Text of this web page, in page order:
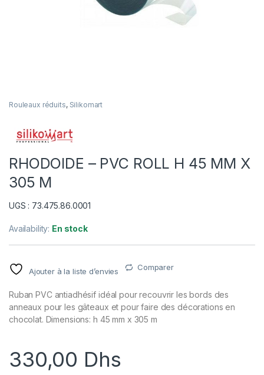
Rouleaux réduits, Silikomart
RHODOIDE – PVC ROLL H 45 MM X
305 M
UGS : 73.475.86.0001
Availability: En stock
Ajouter à la liste d’envies Comparer
Ruban PVC antiadhésif idéal pour recouvrir les bords des
anneaux pour les gâteaux et pour faire des décorations en
chocolat. Dimensions: h 45 mm x 305 m
330,00 Dhs